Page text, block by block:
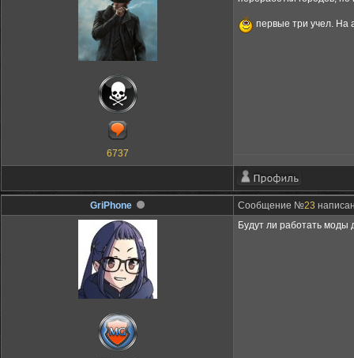
6737
первые три учел. На
GriPhone Сообщение №23
Будут ли работать моды